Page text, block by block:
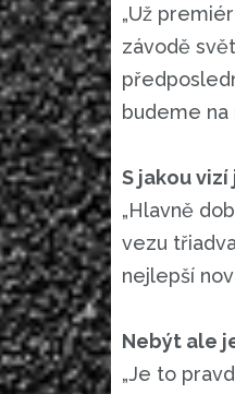
„Už
závodě
budeme na
S jakou
„Hlavně
vezu
nejlepší
Nebýt ale
„Je to